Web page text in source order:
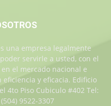
una empresa legalmente
servirle a usted, con el
el mercado nacional e
y eficacia. Edificio
4to Piso Cubiculo #402 Tel:
9522-3307